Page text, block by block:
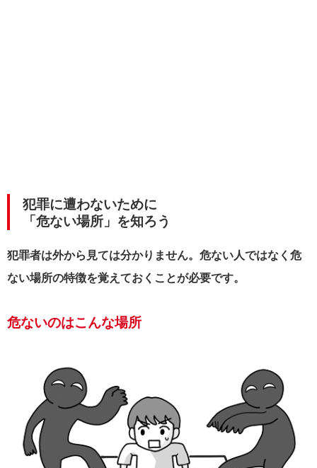
犯罪に遭わないために
「危ない場所」を知ろう
犯罪者は外から見ては分かりません。危ない人ではなく危
ない場所の特徴を覚えておくことが必要です。
危ないのはこんな場所